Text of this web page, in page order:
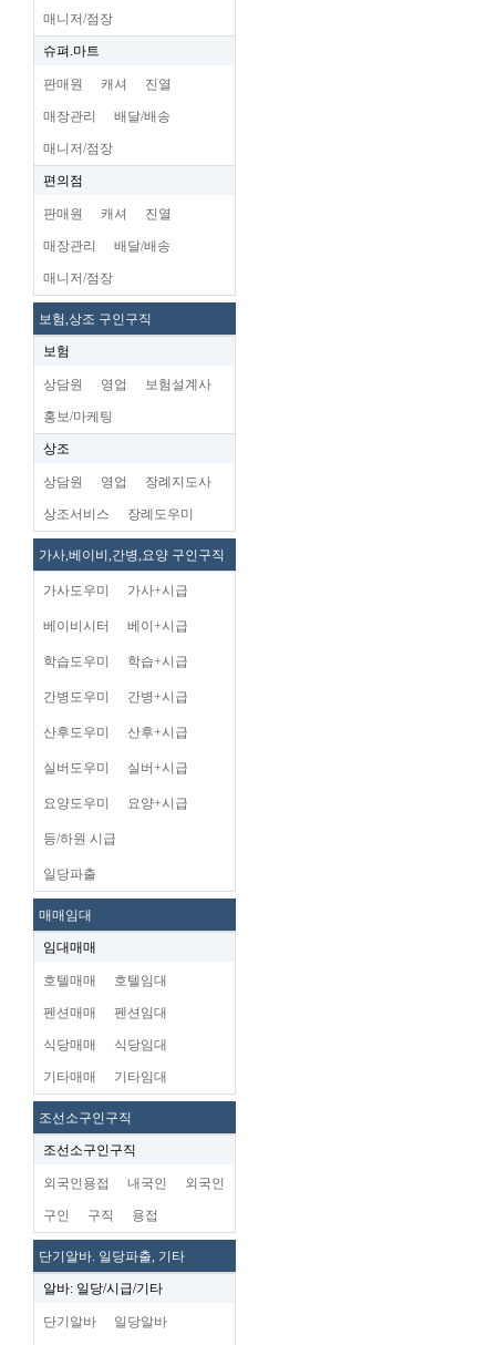
매니저/점장
슈펴.마트
판매원 캐셔 진열
매장관리 배달/배송
매니저/점장
편의점
판매원 캐셔 진열
매장관리 배달/배송
매니저/점장
보험,상조 구인구직
보험
상담원 영업 보험설계사
홍보/마케팅
상조
상담원 영업 장례지도사
상조서비스 장례도우미
가사,베이비,간병,요양 구인구직
가사도우미 가사+시급
베이비시터 베이+시급
학습도우미 학습+시급
간병도우미 간병+시급
산후도우미 산후+시급
실버도우미 실버+시급
요양도우미 요양+시급
등/하원 시급
일당파출
매매임대
임대매매
호텔매매 호텔임대
펜션매매 펜션임대
식당매매 식당임대
기타매매 기타임대
조선소구인구직
조선소구인구직
외국인용접 내국인 외국인
구인 구직 용접
단기알바. 일당파출, 기타
알바: 일당/시급/기타
단기알바 일당알바